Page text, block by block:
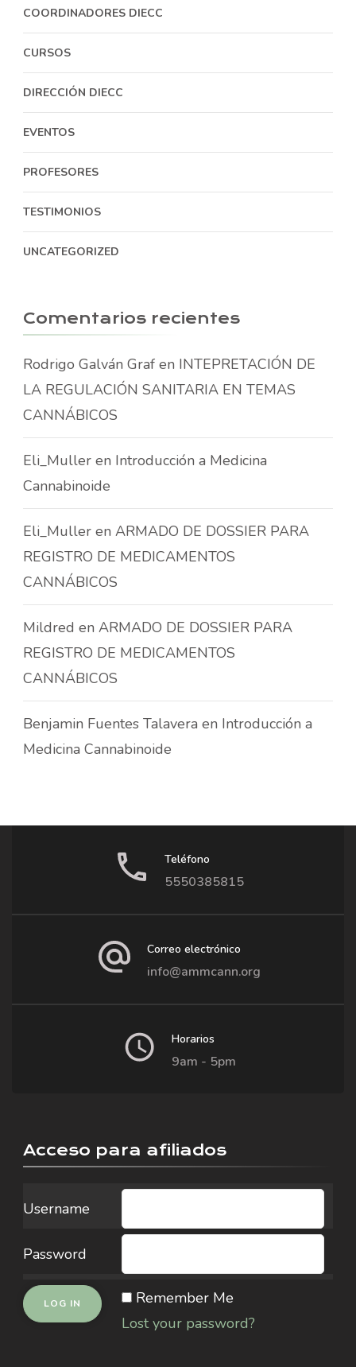
COORDINADORES DIECC
CURSOS
DIRECCIÓN DIECC
EVENTOS
PROFESORES
TESTIMONIOS
UNCATEGORIZED
Comentarios recientes
Rodrigo Galván Graf en INTEPRETACIÓN DE
LA REGULACIÓN SANITARIA EN TEMAS
CANNÁBICOS
Eli_Muller en Introducción a Medicina
Cannabinoide
Eli_Muller en ARMADO DE DOSSIER PARA
REGISTRO DE MEDICAMENTOS
CANNÁBICOS
Mildred en ARMADO DE DOSSIER PARA
REGISTRO DE MEDICAMENTOS
CANNÁBICOS
Benjamin Fuentes Talavera en Introducción a
Medicina Cannabinoide
Teléfono
5550385815
Correo electrónico
info@ammcann.org
Horarios
9am - 5pm
Acceso para afiliados
Username
Password
Remember Me
Lost your password?